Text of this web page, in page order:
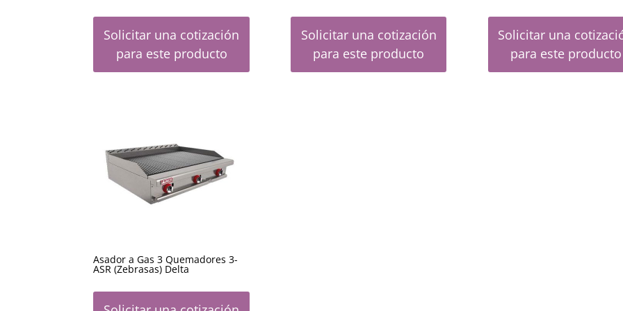
Solicitar una cotización
para este producto
Solicitar una cotización
para este producto
Solicitar una
para este producto
Asador a Gas 3 Quemadores 3-
ASR (Zebrasas) Delta